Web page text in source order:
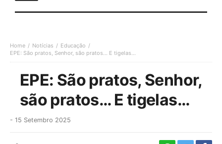
Home Notícias
Educação
EPE: São pratos, Senhor, são pratos… E tigelas…
EPE: São pratos, Senhor,
são pratos… E tigelas…
- 15 Setembro 2025